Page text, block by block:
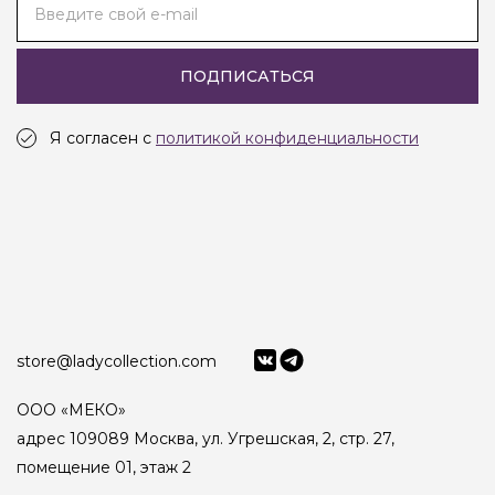
Введите свой e-mail
ПОДПИСАТЬСЯ
Я согласен с политикой конфиденциальности
store@ladycollection.com
ООО «МЕКО»
адрес 109089 Москва, ул. Угрешская, 2, стр. 27,
помещение 01, этаж 2